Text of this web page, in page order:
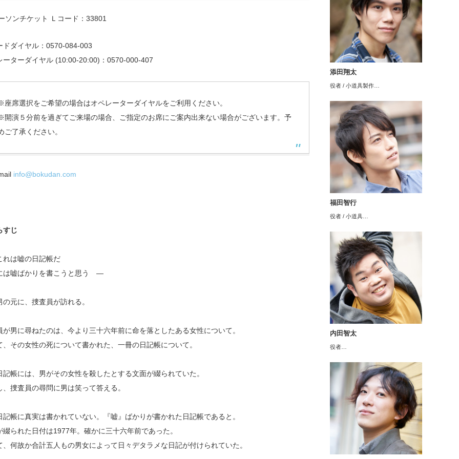
ソンチケット Ｌコード：33801
ドダイヤル：0570-084-003
ーターダイヤル (10:00-20:00)：0570-000-407
座席選択をご希望の場合はオペレーターダイヤルをご利用ください。
開演５分前を過ぎてご来場の場合、ご指定のお席にご案内出来ない場合がございます。予
ご了承ください。
info@bokudan.com
じ
は嘘の日記帳だ
は嘘ばかりを書こうと思う ―
の元に、捜査員が訪れる。
が男に尋ねたのは、今より三十六年前に命を落としたある女性について。
、その女性の死について書かれた、一冊の日記帳について。
記帳には、男がその女性を殺したとする文面が綴られていた。
、捜査員の尋問に男は笑って答える。
記帳に真実は書かれていない。『嘘』ばかりが書かれた日記帳であると。
綴られた日付は1977年。確かに三十六年前であった。
、何故か合計五人もの男女によって日々デタラメな日記が付けられていた。
添田翔太
役者 / 小道具製作…
福田智行
役者 / 小道具…
内田智太
役者…